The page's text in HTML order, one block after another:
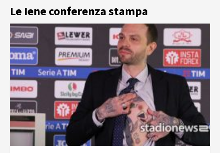
Le Iene conferenza stampa